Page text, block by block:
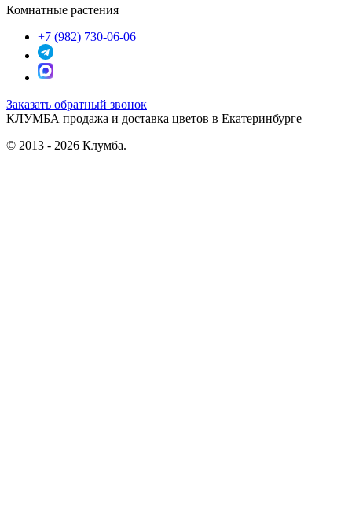
Комнатные растения
+7 (982) 730-06-06
Заказать обратный звонок
КЛУМБА продажа и доставка цветов в Екатеринбурге
© 2013 - 2026 Клумба.